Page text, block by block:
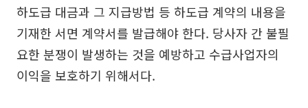
하도급 대금과 그 지급방법 등 하도급 계약의 내용을
기재한 서면 계약서를 발급해야 한다. 당사자 간 불필
요한 분쟁이 발생하는 것을 예방하고 수급사업자의
이익을 보호하기 위해서다.